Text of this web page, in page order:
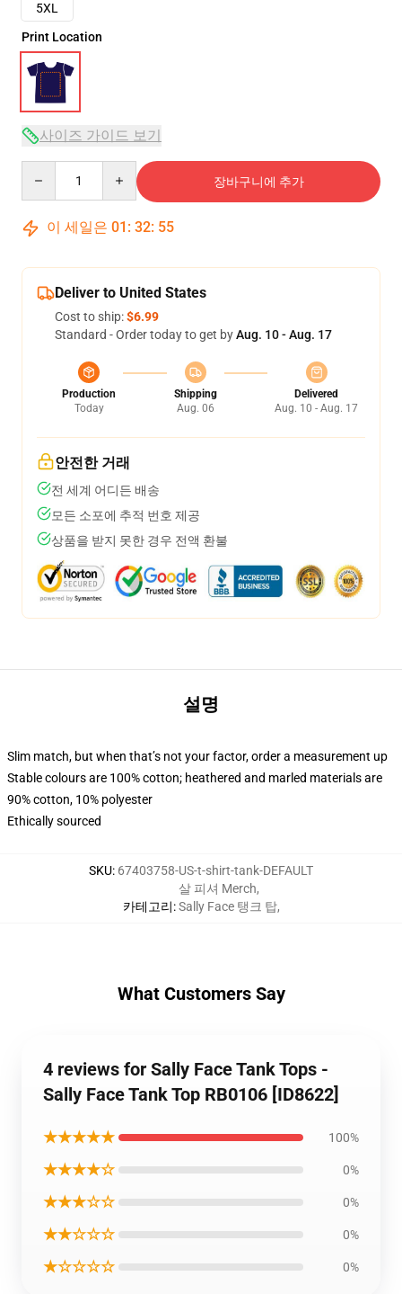
5XL
Print Location
사이즈 가이드 보기
장바구니에 추가
이 세일은 01 : 32: 54
Deliver to United States
Cost to ship:$6.99
Standard - Order today to get byAug. 10 - Aug. 17
Production
Today
Shipping
Aug. 06
Delivered
Aug. 10 - Aug. 17
안전한 거래
전 세계 어디든 배송
모든 소포에 추적 번호 제공
상품을 받지 못한 경우 전액 환불
설명
Slim match, but when that’s not your factor, order a measurement up
Stable colours are 100% cotton; heathered and marled materials are
90% cotton, 10% polyester
Ethically sourced
SKU: 67403758-US-t-shirt-tank-DEFAULT
카테고리:
살 피셔 Merch,
Sally Face 탱크 탑,
What Customers Say
4 reviews for Sally Face Tank Tops -
Sally Face Tank Top RB0106 [ID8622]
★★★★★ 100%
★★★★☆ 0%
★★★☆☆ 0%
★★☆☆☆ 0%
★☆☆☆☆ 0%